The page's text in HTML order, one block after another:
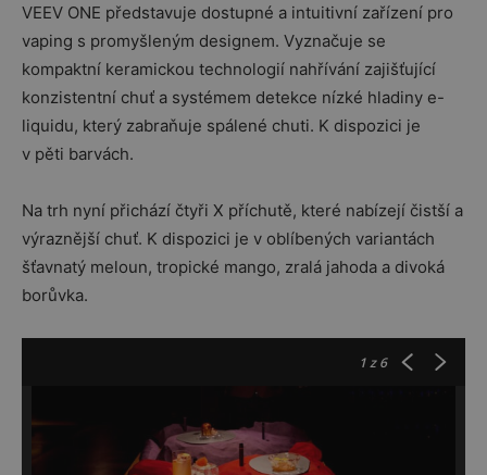
VEEV ONE představuje dostupné a intuitivní zařízení pro
vaping s promyšleným designem. Vyznačuje se
kompaktní keramickou technologií nahřívání zajišťující
konzistentní chuť a systémem detekce nízké hladiny e-
liquidu, který zabraňuje spálené chuti. K dispozici je
v pěti barvách.
Na trh nyní přichází čtyři X příchutě, které nabízejí čistší a
výraznější chuť. K dispozici je v oblíbených variantách
šťavnatý meloun, tropické mango, zralá jahoda a divoká
borůvka.
1z 6